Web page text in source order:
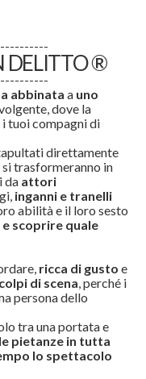
DELITTO ®
abbinata a uno
dove la
i tuoi compagni di
direttamente
si trasformeranno in
da attori
inganni e tranelli
abilità e il loro sesto
scoprire quale
ricca di gusto e
colpi di scena, perché i
persona dello
tra una portata e
pietanze in tutta
lo spettacolo